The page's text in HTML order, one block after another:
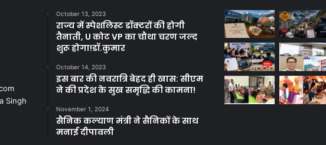
Singh
October 13, 2023
राज्य में स्पेशलिस्ट डॉक्टरों की होगी
तैनाती, U कोट VP का चौथा चरण जल्द
शुरू होगा!डॉ.कुमार
October 14, 2023
इस बार की नवरात्रि बेहद ही खास: सीएम
ने की प्रदेश के सुख समृद्धि की कामना!
November 1, 2024
सैनिक कल्याण मंत्री ने सैनिकों के साथ
मनाई दीपावली